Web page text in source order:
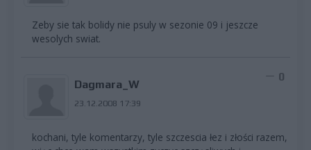
Zeby sie tak bolidy nie psuly w sezonie 09 i jeszcze
wesolych swiat.
Dagmara_W
23.12.2008 17:39
0
kochani, tyle komentarzy, tyle szczescia łez i złości razem,